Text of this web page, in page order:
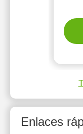
Enlaces